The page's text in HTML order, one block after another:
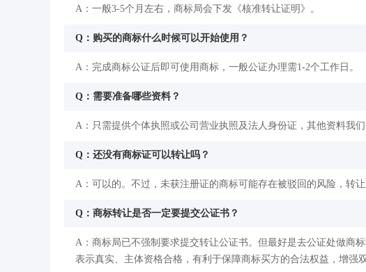
A：一般3-5个月左右，商标局会下发《核准转让证明》。
Q：购买的商标什么时候可以开始使用？
A：完成商标公证后即可使用商标，一般公证办理需1-2个工作日。
Q：需要准备哪些资料？
A：只需提供个体执照或公司营业执照及法人身份证，其他资料我们
Q：还没有商标证可以转让吗？
A：可以的。不过，未获注册证的商标可能存在被驳回的风险，转
Q：商标转让是否一定要提交公证书？
A：商标局已不强制要求提交转让公证书。但最好是去公证处做商
表示真实、主体资格合格，有利于保障商标买方的合法权益，增强